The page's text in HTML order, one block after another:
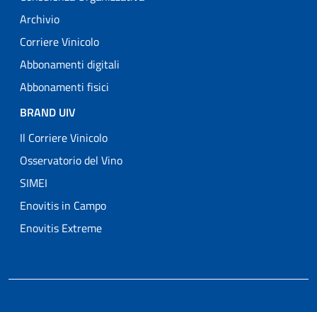
Archivio
Corriere Vinicolo
Abbonamenti digitali
Abbonamenti fisici
BRAND UIV
Il Corriere Vinicolo
Osservatorio del Vino
SIMEI
Enovitis in Campo
Enovitis Extreme